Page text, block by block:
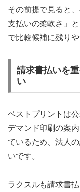
その前提で見ると
支払いの柔軟さ」
で比較候補に残り
請求書払いを
い
ベストプリントは
デマンド印刷の案
ているため、法人
いです。
ラクスルも請求書